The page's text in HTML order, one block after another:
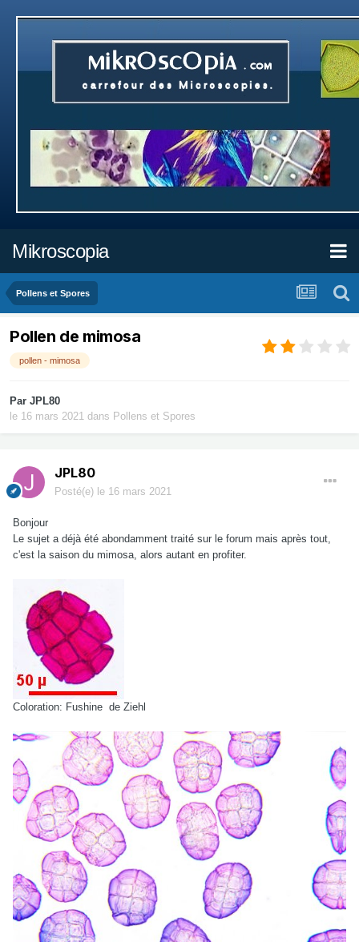
Mikroscopia
Pollens et Spores
Pollen de mimosa
pollen - mimosa
Par JPL80
le 16 mars 2021 dans Pollens et Spores
JPL80
Posté(e) le 16 mars 2021
Bonjour
Le sujet a déjà été abondamment traité sur le forum mais après tout,
c'est la saison du mimosa, alors autant en profiter.
Coloration: Fushine de Ziehl